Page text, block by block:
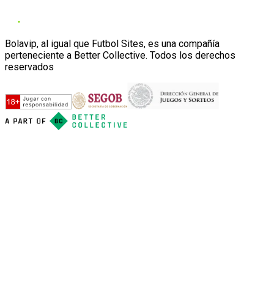
Bolavip, al igual que Futbol Sites, es una compañía
perteneciente a Better Collective. Todos los derechos
reservados